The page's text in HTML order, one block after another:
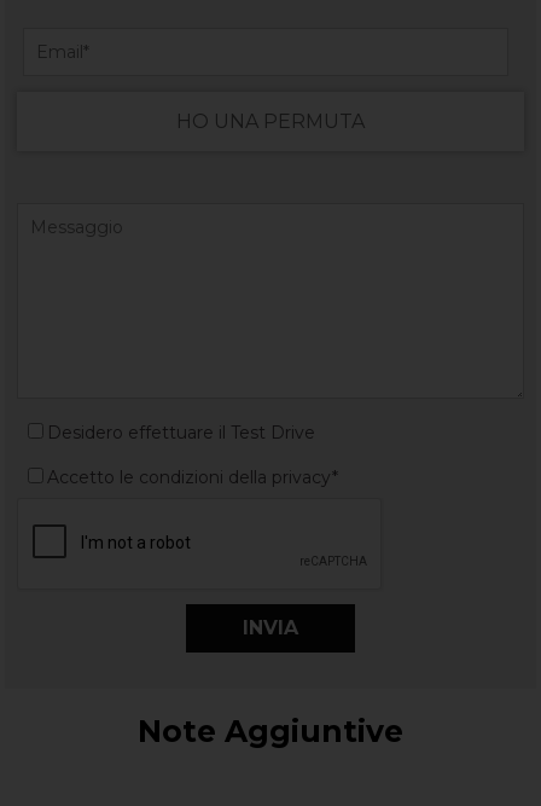
HO UNA PERMUTA
Desidero effettuare il Test Drive
Accetto le condizioni della privacy*
Note Aggiuntive